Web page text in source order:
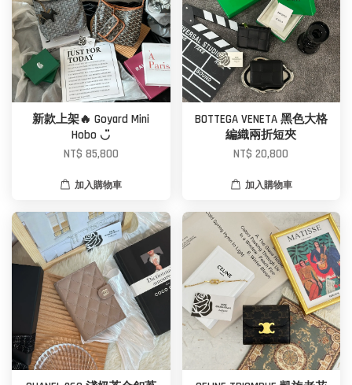
新款上架🔥 Goyard Mini
Hobo ◡̈
NT$ 85,800
加入購物車
BOTTEGA VENETA 黑色大格
編織兩折短夾
NT$ 20,800
加入購物車